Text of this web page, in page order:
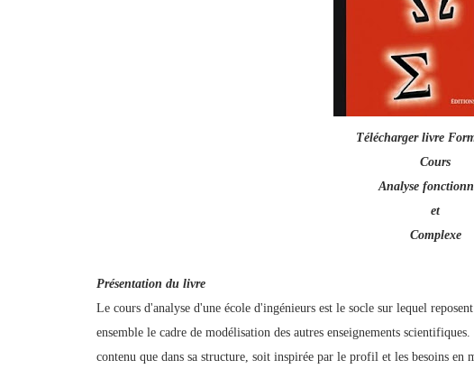
Télécharger livre
Cours
Analyse
et
Complexe
Présentation du livre
Le cours d'analyse d'une école d'ingénieurs est le socle sur lequel
ensemble le cadre de modélisation des autres enseignements
contenu que dans sa structure, soit inspirée par le profil et les besoins